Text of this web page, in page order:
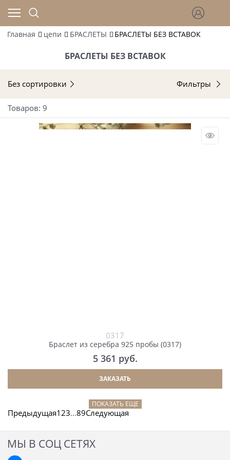
Главная цепи БРАСЛЕТЫ БРАСЛЕТЫ БЕЗ ВСТАВОК
БРАСЛЕТЫ БЕЗ ВСТАВОК
Без сортировки Фильтры
Товаров: 9
0317
Браслет из серебра 925 пробы (0317)
5 361 руб.
ЗАКАЗАТЬ
ПОКАЗАТЬ ЕЩЕ
Предыдущая1 23...89Следующая
МЫ В СОЦ СЕТЯХ